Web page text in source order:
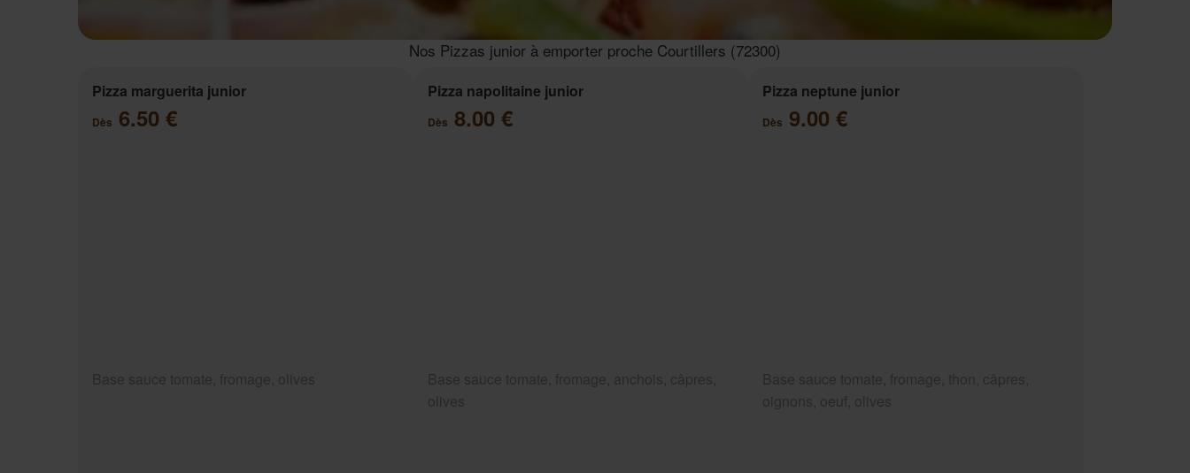
Nos Pizzas junior à emporter proche Courtillers (72300)
Pizza marguerita junior
Dès 6.50 €
Pizza napolitaine junior
Dès 8.00 €
Pizza neptune junior
Dès 9.00 €